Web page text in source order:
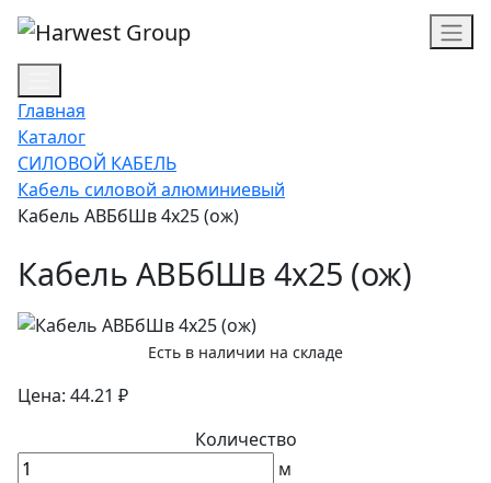
Главная
Каталог
СИЛОВОЙ КАБЕЛЬ
Кабель силовой алюминиевый
Кабель АВБбШв 4х25 (ож)
Кабель АВБбШв 4х25 (ож)
Есть в наличии на складе
Цена: 44.21 ₽
Количество
м